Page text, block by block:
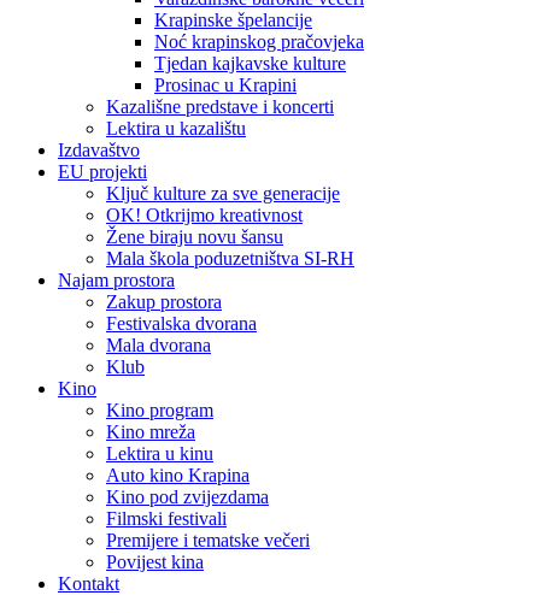
Krapinske špelancije
Noć krapinskog pračovjeka
Tjedan kajkavske kulture
Prosinac u Krapini
Kazališne predstave i koncerti
Lektira u kazalištu
Izdavaštvo
EU projekti
Ključ kulture za sve generacije
OK! Otkrijmo kreativnost
Žene biraju novu šansu
Mala škola poduzetništva SI-RH
Najam prostora
Zakup prostora
Festivalska dvorana
Mala dvorana
Klub
Kino
Kino program
Kino mreža
Lektira u kinu
Auto kino Krapina
Kino pod zvijezdama
Filmski festivali
Premijere i tematske večeri
Povijest kina
Kontakt